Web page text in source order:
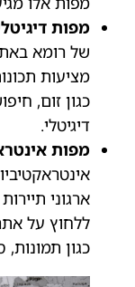
מפות
של רומא
מציעות
כגון זום,
דיגיטלי.
מפות
ארגוני
ללחוץ על
כגון תמונות,